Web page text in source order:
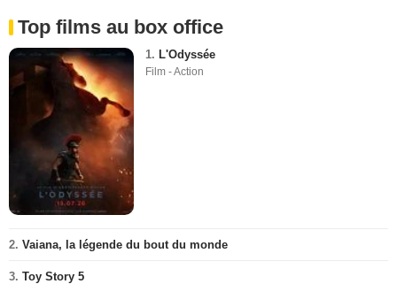
Top films au box office
1. L'Odyssée
Film - Action
2. Vaiana, la légende du bout du monde
3. Toy Story 5